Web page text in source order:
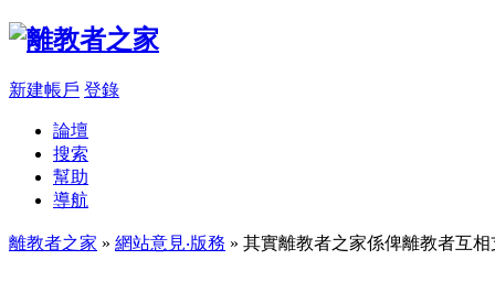
新建帳戶 登錄
論壇
搜索
幫助
導航
離教者之家 » 網站意見‧版務 » 其實離教者之家係俾離教者互